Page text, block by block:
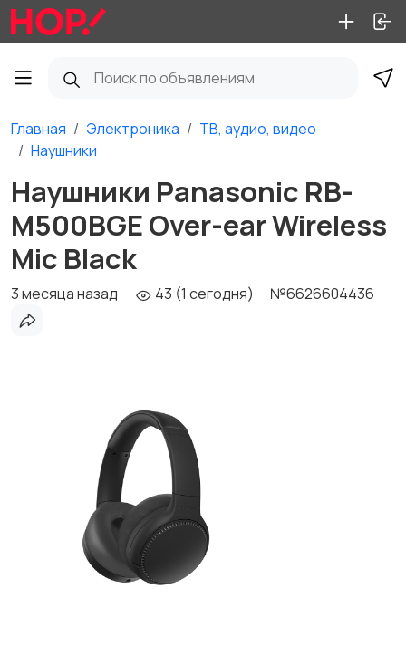
Главная Электроника
ТВ, аудио, видео
Наушники
Наушники Panasonic RB-
M500BGE Over-ear Wireless
Mic Black
3 месяца назад 43 (1 сегодня) №6626604436